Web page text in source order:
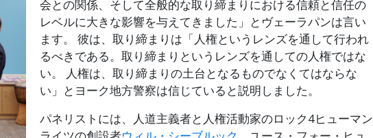
会との関係、そして全般的な取り締まりにおける信頼と信任の
レベルに大きな影響を与えてきました」とヴェーラパンは言い
ます。 彼は、取り締まりは「人権というレンズを通して行われ
るべきである。取り締まりというレンズを通しての人権ではな
い。 人権は、取り締まりの土台となるものでなくてはならな
い」とヨーク地方警察は信じていると説明しました。
パネリストには、人道主義者と人権活動家のロック4ヒューマン